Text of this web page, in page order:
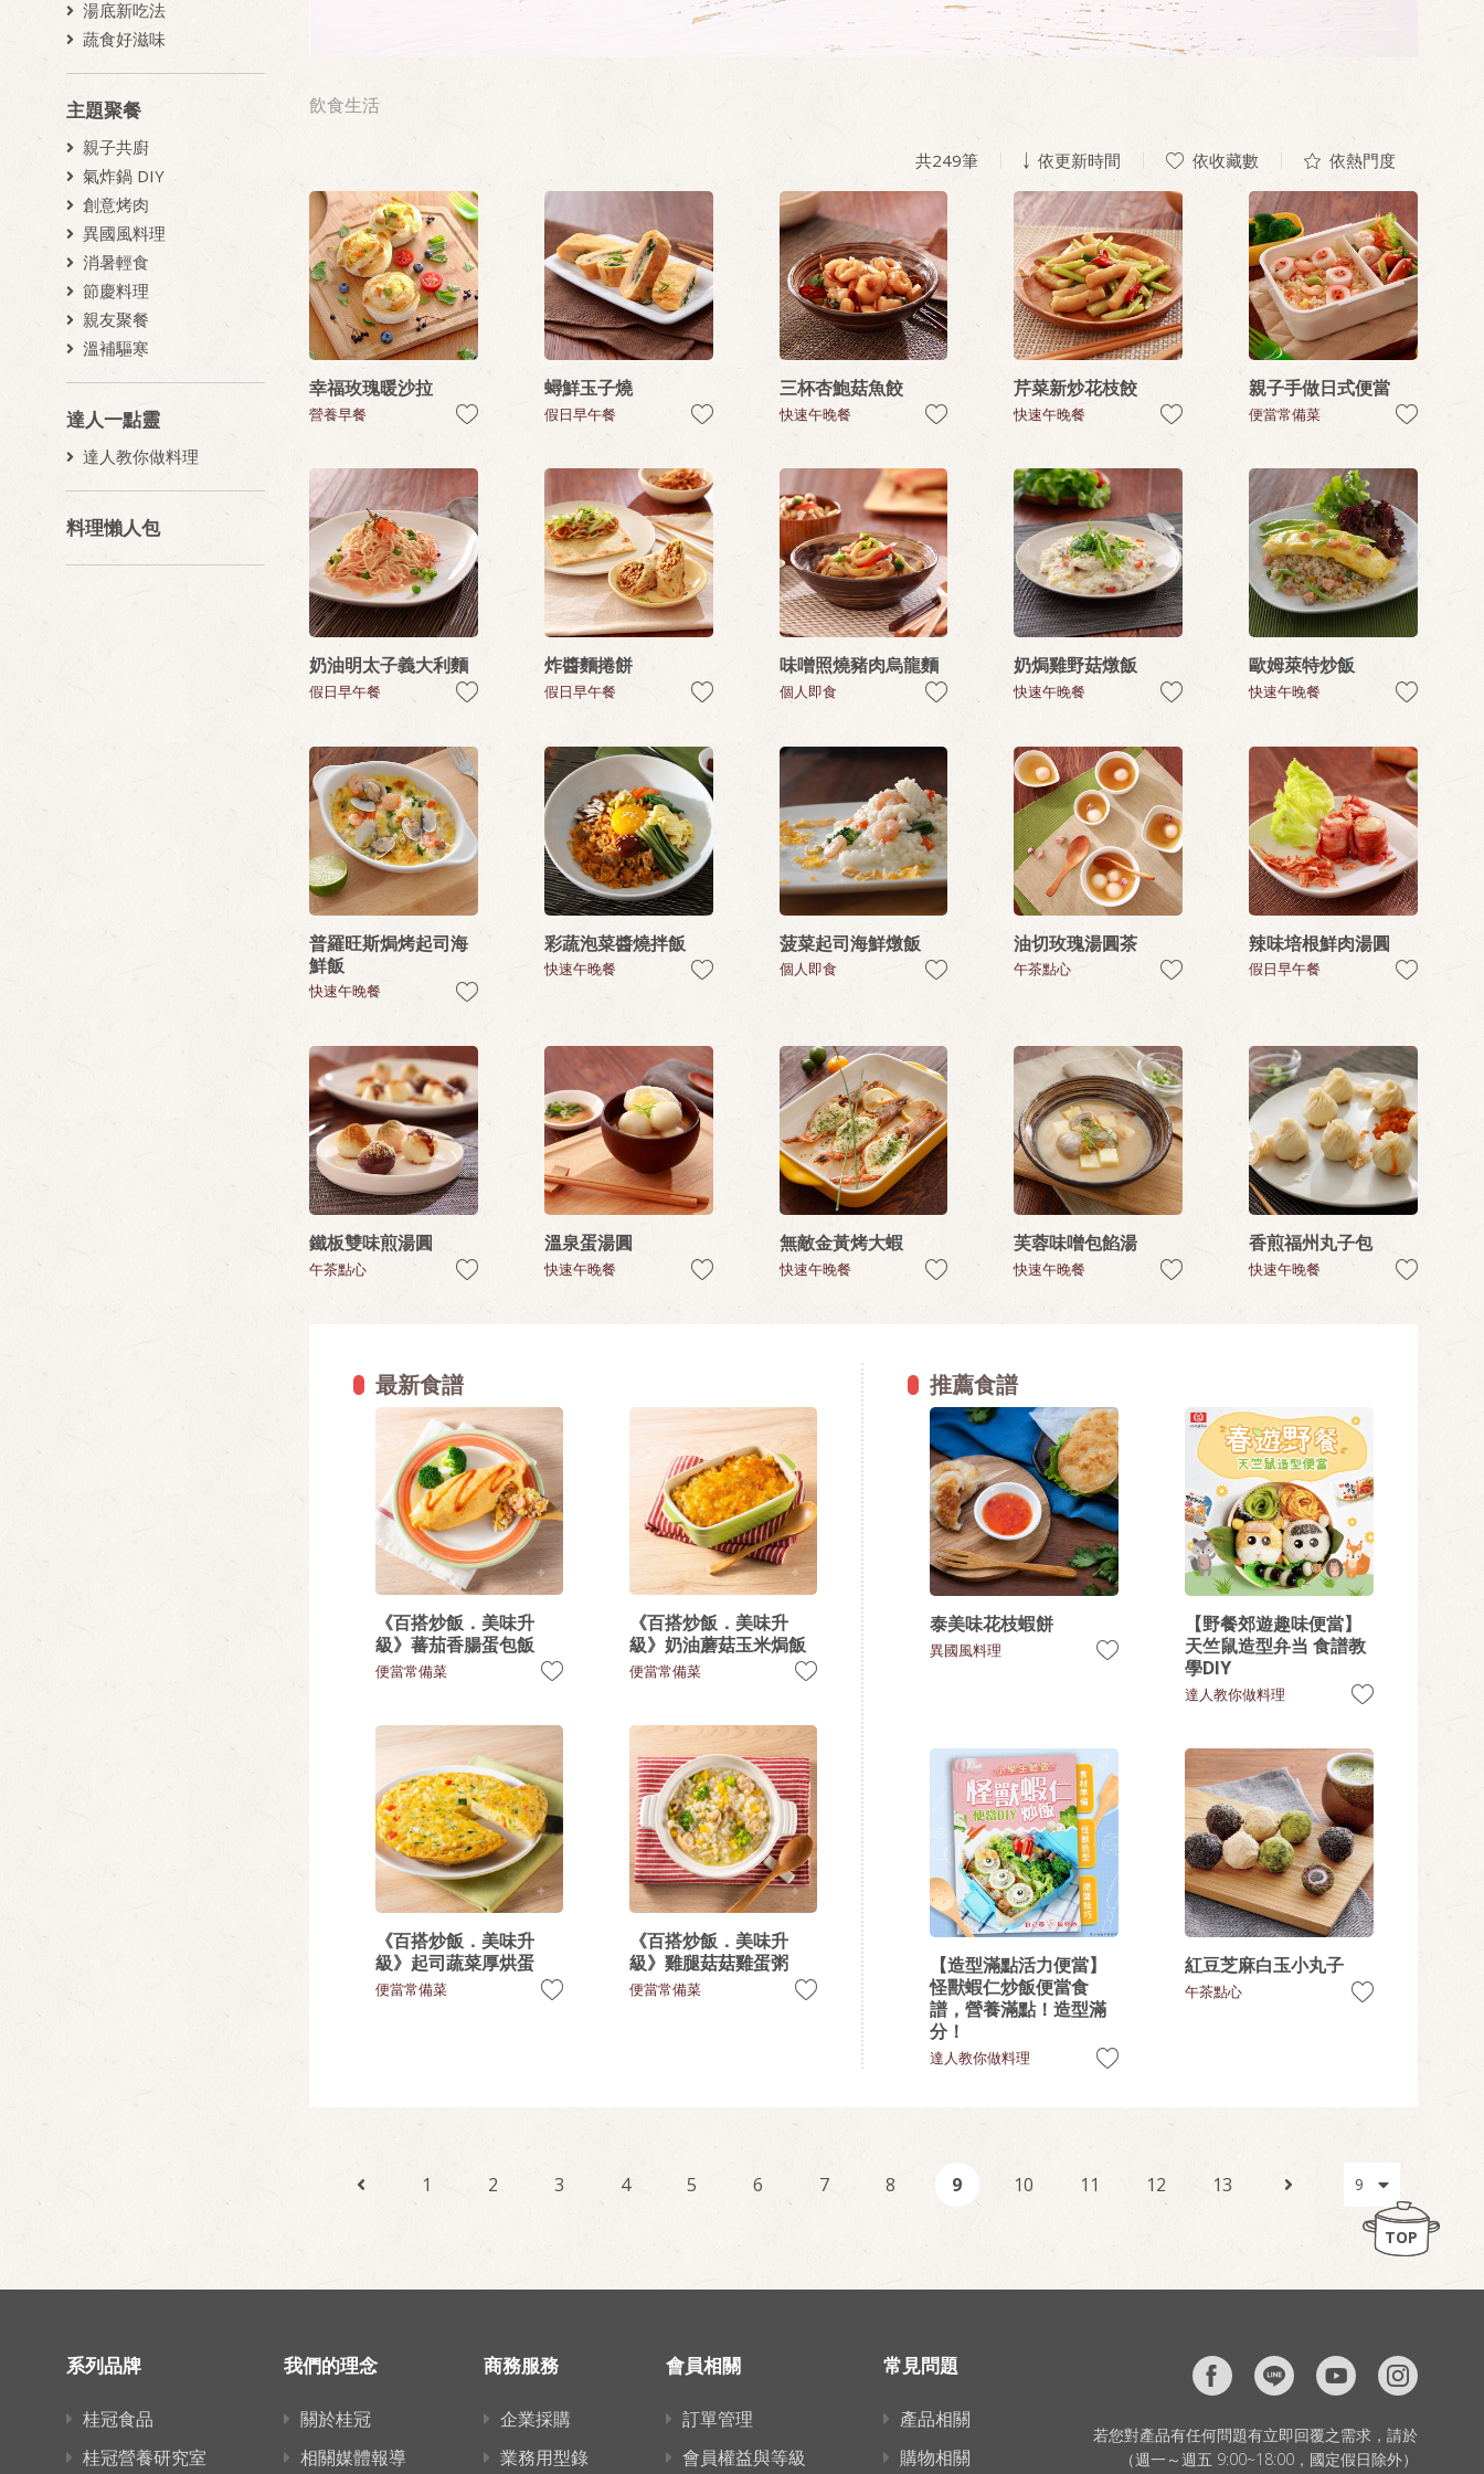
湯底新吃法
蔬食好滋味
主題聚餐
親子共廚
氣炸鍋 DIY
創意烤肉
異國風料理
消暑輕食
節慶料理
親友聚餐
溫補驅寒
達人一點靈
達人教你做料理
料理懶人包
飲食生活
共249筆 依更新時間 依收藏數 依熱門度
幸福玫瑰暖沙拉
營養早餐
蟳鮮玉子燒
假日早午餐
三杯杏鮑菇魚餃
快速午晚餐
芹菜新炒花枝餃
快速午晚餐
親子手做日式便當
便當常備菜
奶油明太子義大利麵
假日早午餐
炸醬麵捲餅
假日早午餐
味噌照燒豬肉烏龍麵
個人即食
奶焗雞野菇燉飯
快速午晚餐
歐姆萊特炒飯
快速午晚餐
普羅旺斯焗烤起司海
鮮飯
快速午晚餐
彩蔬泡菜醬燒拌飯
快速午晚餐
菠菜起司海鮮燉飯
個人即食
油切玫瑰湯圓茶
午茶點心
辣味培根鮮肉湯圓
假日早午餐
鐵板雙味煎湯圓
午茶點心
溫泉蛋湯圓
快速午晚餐
無敵金黃烤大蝦
快速午晚餐
芙蓉味噌包餡湯
快速午晚餐
香煎福州丸子包
快速午晚餐
最新食譜
《百搭炒飯．美味升
級》蕃茄香腸蛋包飯
便當常備菜
《百搭炒飯．美味升
級》奶油蘑菇玉米焗飯
便當常備菜
《百搭炒飯．美味升
級》起司蔬菜厚烘蛋
便當常備菜
《百搭炒飯．美味升
級》雞腿菇菇雞蛋粥
便當常備菜
推薦食譜
泰美味花枝蝦餅
異國風料理
【野餐郊遊趣味便當】
天竺鼠造型弁当 食譜教
學DIY
達人教你做料理
【造型滿點活力便當】
怪獸蝦仁炒飯便當食
譜，營養滿點！造型滿
分！
達人教你做料理
紅豆芝麻白玉小丸子
午茶點心
1 2 3 4 5 6 7 8 9 10 11 12 13
TOP
系列品牌
桂冠食品
桂冠營養研究室
我們的理念
關於桂冠
相關媒體報導
商務服務
企業採購
業務用型錄
會員相關
訂單管理
會員權益與等級
常見問題
產品相關
購物相關
若您對產品有任何問題有立即回覆之需求，請於
（週一～週五 9:00~18:00，國定假日除外）